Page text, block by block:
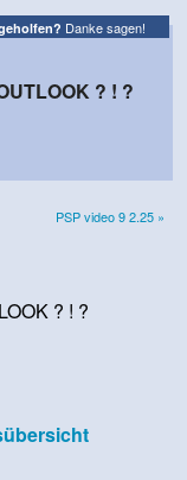
Danke sagen!
? ! ?
PSP video 9 2.25 »
? ! ?